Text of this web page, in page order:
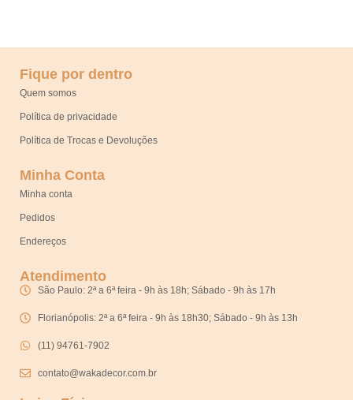
Fique por dentro
Quem somos
Política de privacidade
Política de Trocas e Devoluções
Minha Conta
Minha conta
Pedidos
Endereços
Atendimento
São Paulo: 2ª a 6ª feira - 9h às 18h; Sábado - 9h às 17h
Florianópolis: 2ª a 6ª feira - 9h às 18h30; Sábado - 9h às 13h
(11) 94761-7902
contato@wakadecor.com.br